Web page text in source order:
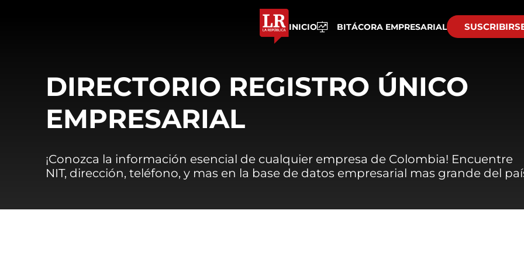
INICIO BITÁCORA EMPRESARIAL
DIRECTORIO REGISTRO ÚNICO
EMPRESARIAL
¡Conozca la información esencial de cualquier empresa de Colombia! Encuentre
NIT, dirección, teléfono, y mas en la base de datos empresarial mas grande del